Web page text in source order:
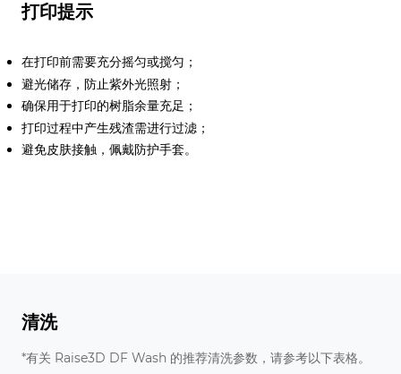
打印提示
在打印前需要充分摇匀或搅匀；
避光储存，防止紫外光照射；
确保用于打印的树脂余量充足；
打印过程中产生残渣需进行过滤；
避免皮肤接触，佩戴防护手套。
清洗
*有关 Raise3D DF Wash 的推荐清洗参数，请参考以下表格。